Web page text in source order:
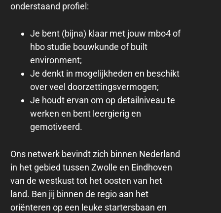
onderstaand profiel:
Je bent (bijna) klaar met jouw mbo4 of
hbo studie bouwkunde of built
environment;
Je denkt in mogelijkheden en beschikt
over veel doorzettingsvermogen;
Je houdt ervan om op detailniveau te
werken en bent leergierig en
gemotiveerd.
Ons netwerk bevindt zich binnen Nederland
in het gebied tussen Zwolle en Eindhoven
van de westkust tot het oosten van het
land. Ben jij binnen de regio aan het
oriënteren op een leuke startersbaan en